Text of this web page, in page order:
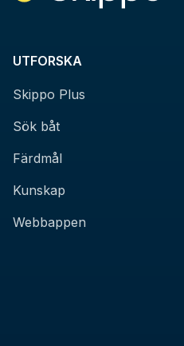
UTFORSKA
Skippo Plus
Sök båt
Färdmål
Kunskap
Webbappen